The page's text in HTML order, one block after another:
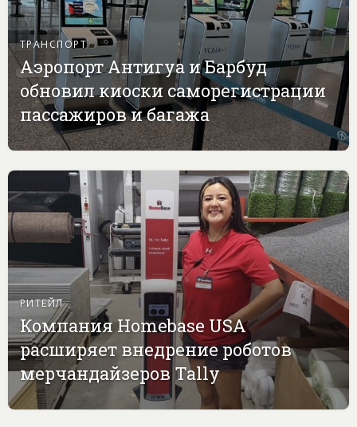
ТРАНСПОРТ
Аэропорт Антигуа и Барбуд
обновил киоски саморегистрации
пассажиров и багажа
РИТЕЙЛ
Компания Homebase USA
расширяет внедрение роботов
мерчандайзеров Tally